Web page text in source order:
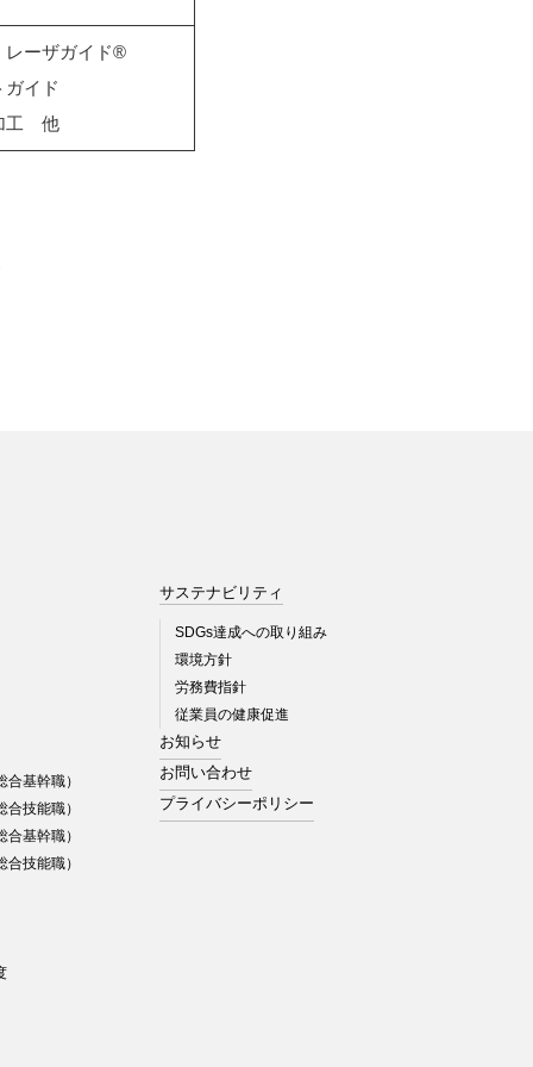
レーザガイド®
ガイド
工 他
合基幹職）
合技能職）
合基幹職）
合技能職）
サステナビリティ
SDGs達成への取り組み
環境方針
労務費指針
従業員の健康促進
お知らせ
お問い合わせ
プライバシーポリシー